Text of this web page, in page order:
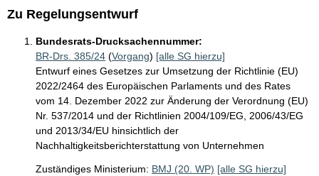
Zu Regelungsentwurf
Bundesrats-Drucksachennummer:
BR-Drs. 385/24 (Vorgang) [alle SG hierzu]
Entwurf eines Gesetzes zur Umsetzung der Richtlinie (EU)
2022/2464 des Europäischen Parlaments und des Rates
vom 14. Dezember 2022 zur Änderung der Verordnung (EU)
Nr. 537/2014 und der Richtlinien 2004/109/EG, 2006/43/EG
und 2013/34/EU hinsichtlich der
Nachhaltigkeitsberichterstattung von Unternehmen
Zuständiges Ministerium: BMJ (20. WP) [alle SG hierzu]